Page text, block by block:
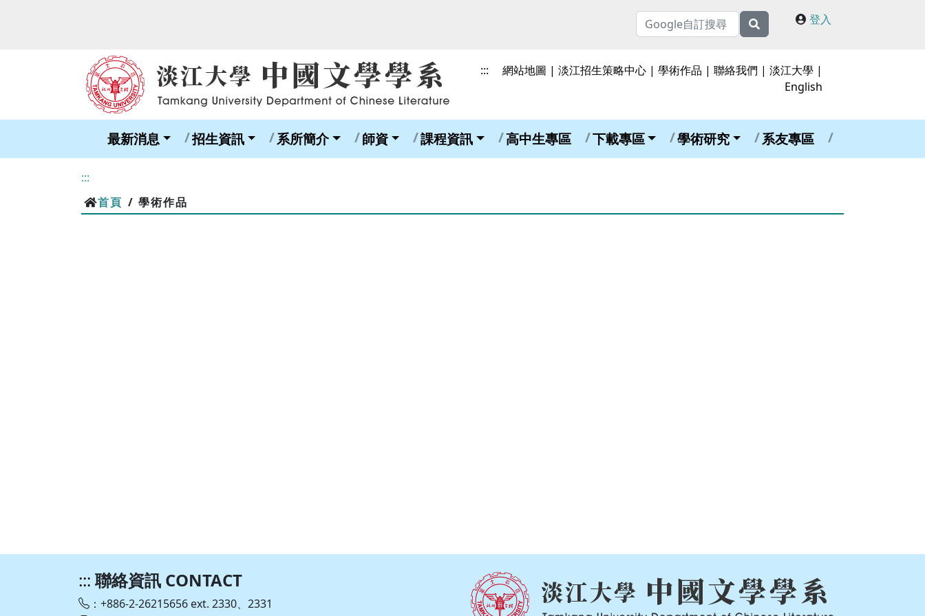
登入
::: 網站地圖 |淡江招生策略中心 |學術作品 |聯絡我們 |淡江大學 |
English
最新消息 招生資訊 系所簡介 師資 課程資訊 高中生專區 下載專區 學術研究 系友專區
:::
首頁 / 學術作品
::: 聯絡資訊 CONTACT
：+886-2-26215656 ext. 2330、2331